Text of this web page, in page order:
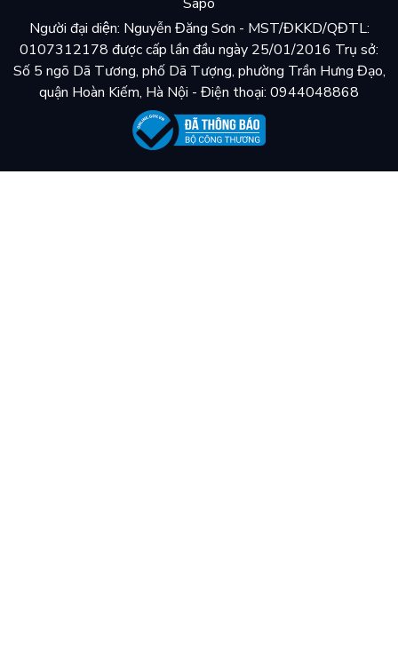
Người đại diện: Nguyễn Đăng Sơn - MST/ĐKKD/QĐTL:
0107312178 được cấp lần đầu ngày 25/01/2016 Trụ sở:
Số 5 ngõ Dã Tương, phố Dã Tượng, phường Trần Hưng Đạo,
quận Hoàn Kiếm, Hà Nội - Điện thoại: 0944048868